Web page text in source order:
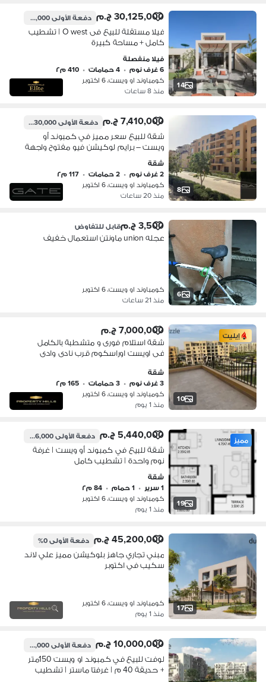
14
30,125,000 ج.م دفعة الأولى25,500,000 ج.م
فيلا مستقلة للبيع فى O west | تشطيب
كامل + مساحة كبيرة
فيلا منفصلة
6 غرف نوم
• 4 حمامات • 410 م٢
كومباوند او ويست، 6 اكتوبر
منذ 8 ساعات
8
7,410,000 ج.م دفعة الأولى3,630,000 ج.م
شقة للبيع سعر مميز في كمبوند أو
ويست – برايم لوكيشن فيو مفتوح واجهة
بحري - استلام 2027
شقة
2 غرف نوم
• 2 حمامات • 117 م٢
كومباوند او ويست، 6 اكتوبر
منذ 20 ساعات
6
3,500 ج.م قابل للتفاوض
عجله union ماونتن استعمال خفيف
كومباوند او ويست، 6 اكتوبر
منذ 21 ساعات
10
إيليت 7,000,000 ج.م
شقة استلام فورى و متشطبة بالكامل
فى اويست اوراسكوم قرب نادى وادى
شقة
3 غرف نوم
• 3 حمامات • 165 م٢
كومباوند او ويست، 6 اكتوبر
منذ 1 يوم
19
مميز 5,440,000 ج.م دفعة الأولى4,356,000 ج.م
شقة للبيع في كمبوند أو ويست | غرفة
نوم واحدة | تشطيب كامل
شقة
1 سرير
• 1 حمام • 84 م٢
كومباوند او ويست، 6 اكتوبر
منذ 1 يوم
17
45,200,000 ج.م دفعة الأولى0%
مبني تجاري جاهز بلوكيشن مميز علي لاند
سكيب في اكتوبر
كومباوند او ويست، 6 اكتوبر
منذ 1 يوم
10,000,000 ج.م دفعة الأولى7,778,000 ج.م
لوفت للبيع في كمبوند او ويست 150متر
+ حديقة 40 م | غرفتا ماستر | تشطيب